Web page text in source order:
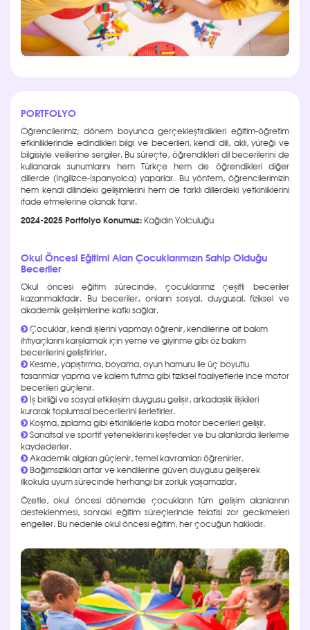
PORTFOLYO
Öğrencilerimiz; dönem boyunca gerçekleştirdikleri eğitim-öğretim
etkinliklerinde edindikleri bilgi ve becerileri, kendi dili, aklı, yüreği ve
bilgisiyle velilerine sergiler. Bu süreçte, öğrendikleri dil becerilerini de
kullanarak sunumlarını hem Türkçe hem de öğrendikleri diğer
dillerde (İngilizce-İspanyolca) yaparlar. Bu yöntem, öğrencilerimizin
hem kendi dilindeki gelişimlerini hem de farklı dillerdeki yetkinliklerini
ifade etmelerine olanak tanır.
2024-2025 Portfolyo Konumuz: Kağıdın Yolculuğu
Okul Öncesi Eğitimi Alan Çocuklarımızın Sahip Olduğu
Beceriler
Okul öncesi eğitim sürecinde, çocuklarımız çeşitli beceriler
kazanmaktadır. Bu beceriler, onların sosyal, duygusal, fiziksel ve
akademik gelişimlerine katkı sağlar.
Çocuklar, kendi işlerini yapmayı öğrenir, kendilerine ait bakım
ihtiyaçlarını karşılamak için yeme ve giyinme gibi öz bakım
becerilerini geliştirirler.
Kesme, yapıştırma, boyama, oyun hamuru ile üç boyutlu
tasarımlar yapma ve kalem tutma gibi fiziksel faaliyetlerle ince motor
becerileri güçlenir.
İş birliği ve sosyal etkileşim duygusu gelişir, arkadaşlık ilişkileri
kurarak toplumsal becerilerini ilerletirler.
Koşma, zıplama gibi etkinliklerle kaba motor becerileri gelişir.
Sanatsal ve sportif yeteneklerini keşfeder ve bu alanlarda ilerleme
kaydederler.
Akademik algıları güçlenir, temel kavramları öğrenirler.
Bağımsızlıkları artar ve kendilerine güven duygusu gelişerek
ilkokula uyum sürecinde herhangi bir zorluk yaşamazlar.
Özetle, okul öncesi dönemde çocukların tüm gelişim alanlarının
desteklenmesi, sonraki eğitim süreçlerinde telafisi zor gecikmeleri
engeller. Bu nedenle okul öncesi eğitim, her çocuğun hakkıdır.